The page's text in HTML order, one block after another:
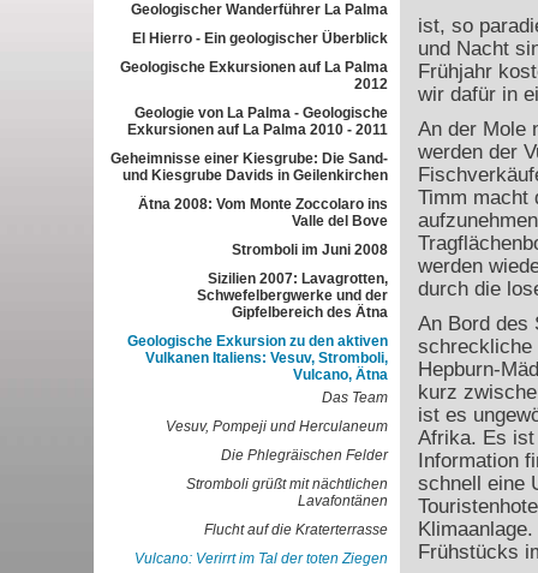
Geologischer Wanderführer La Palma
El Hierro - Ein geologischer Überblick
Geologische Exkursionen auf La Palma
2012
Geologie von La Palma - Geologische
Exkursionen auf La Palma 2010 - 2011
Geheimnisse einer Kiesgrube: Die Sand-
und Kiesgrube Davids in Geilenkirchen
Ätna 2008: Vom Monte Zoccolaro ins
Valle del Bove
Stromboli im Juni 2008
Sizilien 2007: Lavagrotten,
Schwefelbergwerke und der
Gipfelbereich des Ätna
Geologische Exkursion zu den aktiven
Vulkanen Italiens: Vesuv, Stromboli,
Vulcano, Ätna
Das Team
Vesuv, Pompeji und Herculaneum
Die Phlegräischen Felder
Stromboli grüßt mit nächtlichen
Lavafontänen
Flucht auf die Kraterterrasse
Vulcano: Verirrt im Tal der toten Ziegen
ist, so
und Nacht
Frühjahr
wir dafür in
An der Mole
werden der
Timm macht
werden
durch die
An Bord des
schreckliche
Hepburn-
kurz
ist es
Afrika. Es ist
Information
schnell eine
Frühstücks